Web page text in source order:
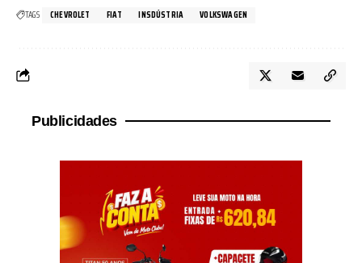
TAGS CHEVROLET FIAT INSDÚSTRIA VOLKSWAGEN
Publicidades